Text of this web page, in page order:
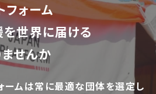
フォーム
世界に届ける
せんか
ームは常に最適な団体を選定し